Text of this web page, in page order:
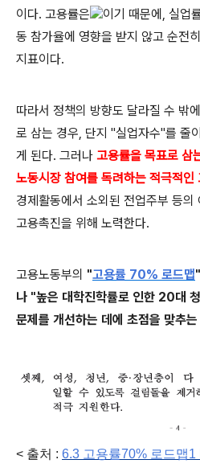
이다. 고용률은
이기 때문에, 실업
동 참가율에 영향을 받지 않고 순전
지표이다.
따라서 정책의 방향도 달라질 수 밖
로 삼는 경우, 단지 "실업자수"를 줄
게 된다. 그러나 고용률을 목표로 삼
노동시장 참여를 독려하는 적극적
경제활동에서 소외된 전업주부 등의
고용촉진을 위해 노력한다.
고용노동부의 "고용률 70% 로드맵
나 "높은 대학진학률로 인한 20대
문제를 개선하는 데에 초점을 맞추는
< 출처 : 6.3 고용률70% 로드맵1